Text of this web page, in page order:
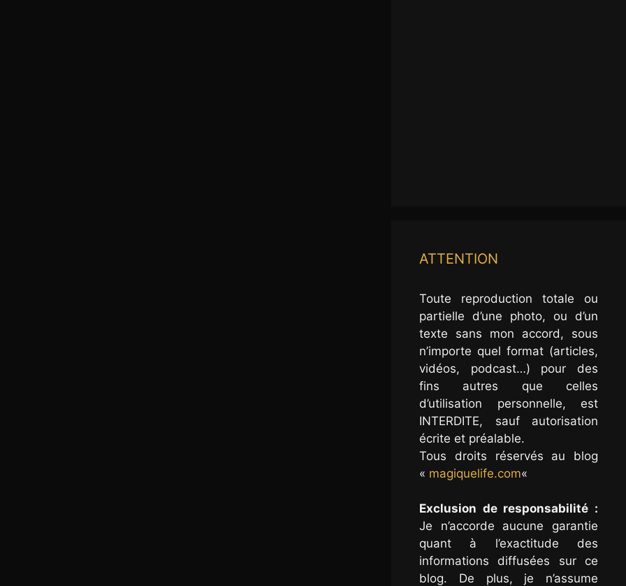
ATTENTION
Toute reproduction totale ou
partielle d’une photo, ou d’un
texte sans mon accord, sous
n’importe quel format (articles,
vidéos, podcast…) pour des
fins autres que celles
d’utilisation personnelle, est
INTERDITE, sauf autorisation
écrite et préalable.
Tous droits réservés au blog
« magiquelife.com«
Exclusion de responsabilité :
Je n’accorde aucune garantie
quant à l’exactitude des
informations diffusées sur ce
blog. De plus, je n’assume